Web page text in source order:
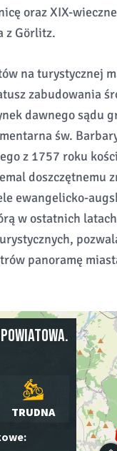
oraz XIX-
z Görlitz.
na turystycznej
zabudowania
dawnego sądu
św.
z 1757 roku
doszczętnemu
ewangelicko-
w ostatnich
panoramę